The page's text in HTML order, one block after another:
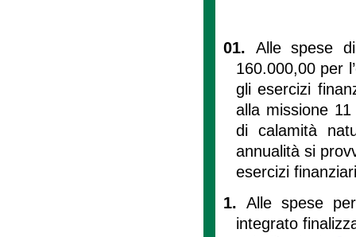
01. Alle spese
160.000,00 per
gli esercizi
alla missione
di calamità
annualità si
esercizi
1.Alle spese
integrato